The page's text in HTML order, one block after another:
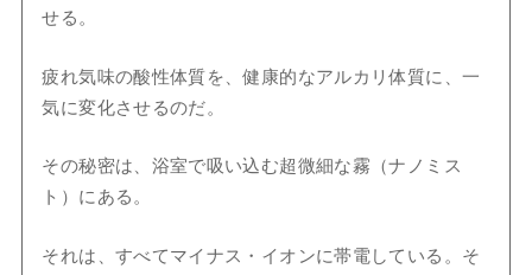
せる。
疲れ気味の酸性体質を、健康的なアルカリ体質に、一
気に変化させるのだ。
その秘密は、浴室で吸い込む超微細な霧（ナノミス
ト）にある。
それは、すべてマイナス・イオンに帯電している。そ